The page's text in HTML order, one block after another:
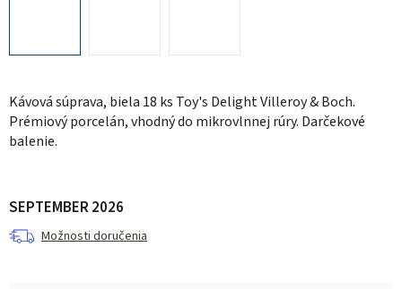
Kávová súprava, biela 18 ks Toy's Delight Villeroy & Boch.
Prémiový porcelán, vhodný do mikrovlnnej rúry. Darčekové
balenie.
SEPTEMBER 2026
Možnosti doručenia